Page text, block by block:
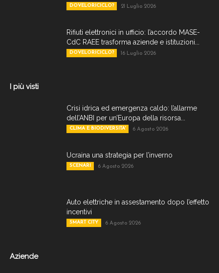
DOVELORICICLO? 21 Luglio 2026
Rifiuti elettronici in ufficio: l’accordo MASE-
CdC RAEE trasforma aziende e istituzioni...
DOVELORICICLO? 16 Luglio 2026
I più visti
Crisi idrica ed emergenza caldo: l’allarme
dell’ANBI per un’Europa della risorsa...
CLIMA E BIODIVERSITA' 6 Agosto 2026
Ucraina una strategia per l’inverno
SCENARI 6 Agosto 2026
Auto elettriche in assestamento dopo l’effetto
incentivi
SMART CITY 6 Agosto 2026
Aziende